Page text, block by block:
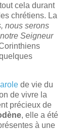
cela durant
chrétiens. La
nous serons
Seigneur
de vie du
de vivre la
précieux de
, elle a été
à une